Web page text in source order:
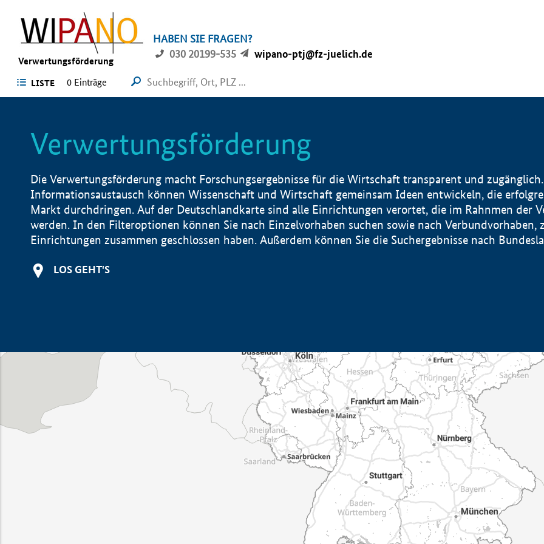
Verwertungsförderung
HABEN SIE FRAGEN?
030 20199-535
wipano-ptj@fz-juelich.de
LISTE 0 Einträge
Verwertungsförderung
Die Verwertungsförderung macht Forschungsergebnisse für die Wirtschaft transparent und
Informationsaustausch können Wissenschaft und Wirtschaft gemeinsam Ideen entwickeln, die
Markt durchdringen. Auf der Deutschlandkarte sind alle Einrichtungen verortet, die im Rahnmen der
werden. In den Filteroptionen können Sie nach Einzelvorhaben suchen sowie nach Verbundvorhaben,
Einrichtungen zusammen geschlossen haben. Außerdem können Sie die Suchergebnisse nach
LOS GEHT'S